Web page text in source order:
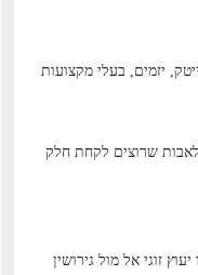
יזמים, בעלי מקצועות
שרוצים לקחת חלק
זוגי אל מול גירושין